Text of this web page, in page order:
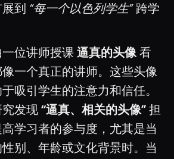
到 “每一个以色列学生”跨学
位讲师授课 逼真的头像看
一个真正的讲师。这些头像
吸引学生的注意力和信任。
发现 “逼真、相关的头像” 担
学习者的参与度，尤其是当
别、年龄或文化背景时。当